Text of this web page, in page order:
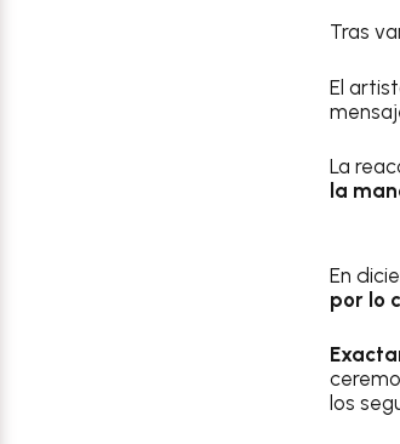
Tras
El
La
la
En
por lo
los